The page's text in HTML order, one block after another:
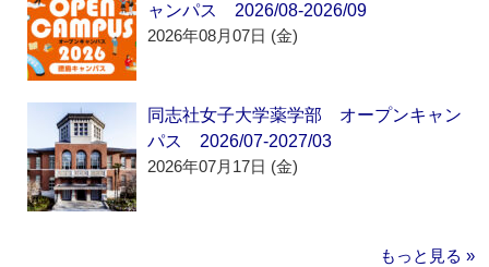
ャンパス 2026/08-2026/09
2026年08月07日 (金)
同志社女子大学薬学部 オープンキャン
パス 2026/07-2027/03
2026年07月17日 (金)
もっと見る »